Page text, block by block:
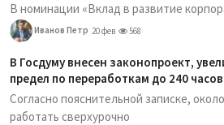
В номинации «Вклад в развитие
Иванов Петр 20 фев 568
В Госдуму внесен законопроект,
предел по переработкам до 240 часов
Согласно пояснительной записке,
работать сверхурочно